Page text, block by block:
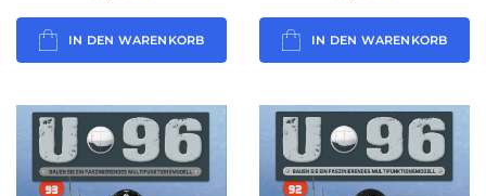
IN DEN WARENKORB IN DEN WARENKORB